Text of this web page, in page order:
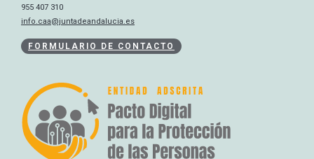
955 407 310
info.caa@juntadeandalucia.es
FORMULARIO DE CONTACTO